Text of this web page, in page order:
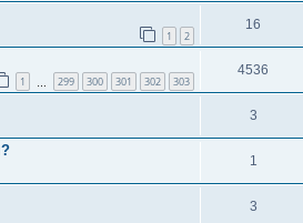
1 2
16
1 299 300 301 302 303
4536
3
1
3